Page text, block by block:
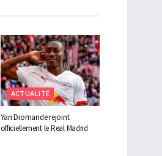
ACTUALITÉ
Yan Diomande rejoint
officiellement le Real Madrid